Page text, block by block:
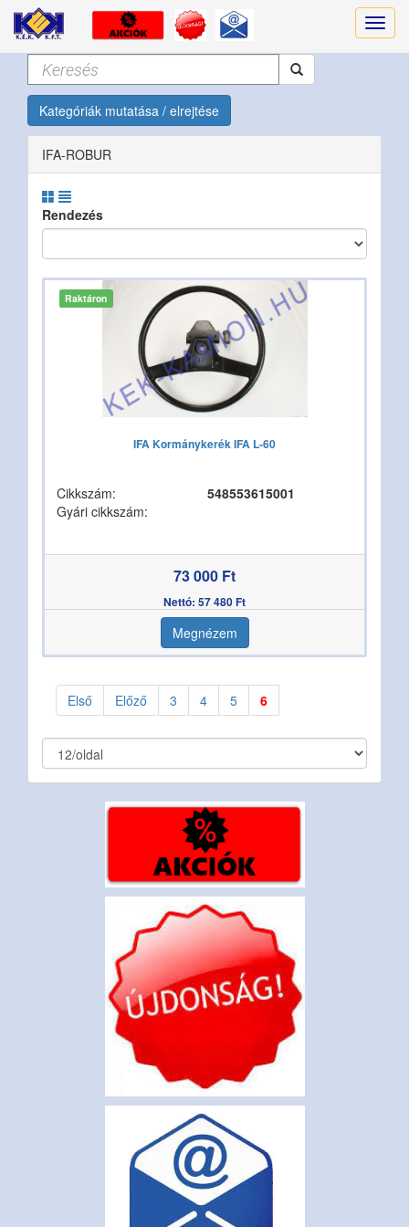
Kategóriák mutatása / elrejtése
IFA-ROBUR
Rendezés
Raktáron
IFA Kormánykerék IFA L-60
Cikkszám:
548553615001
Gyári cikkszám:
73 000 Ft
Nettó: 57 480 Ft
Megnézem
Első Előző 3 4 5 6